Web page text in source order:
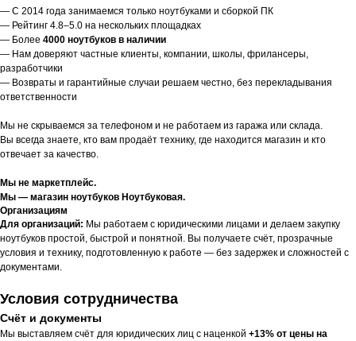
— С 2014 года занимаемся только ноутбуками и сборкой ПК
— Рейтинг 4.8–5.0 на нескольких площадках
— Более 4000 ноутбуков в наличии
— Нам доверяют частные клиенты, компании, школы, фрилансеры,
разработчики
— Возвраты и гарантийные случаи решаем честно, без перекладывания
ответственности
Мы не скрываемся за телефоном и не работаем из гаража или склада.
Вы всегда знаете, кто вам продаёт технику, где находится магазин и кто
отвечает за качество.
Мы не маркетплейс.
Мы — магазин ноутбуков Ноутбуковая.
Организациям
Для организаций: Мы работаем с юридическими лицами и делаем закупку
ноутбуков простой, быстрой и понятной. Вы получаете счёт, прозрачные
условия и технику, подготовленную к работе — без задержек и сложностей с
документами.
Условия сотрудничества
Счёт и документы
Мы выставляем счёт для юридических лиц с наценкой +13% от цены на